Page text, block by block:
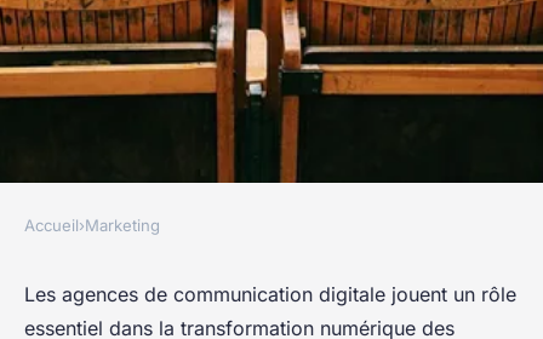
Les principaux défis et
Accueil›Marketing
Les agences de communication digitale jouent un rôle
essentiel dans la transformation numérique des